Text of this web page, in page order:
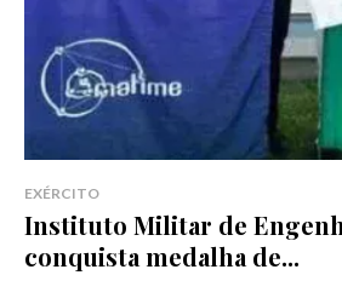
EXÉRCITO
Instituto Militar de
conquista medalha de...